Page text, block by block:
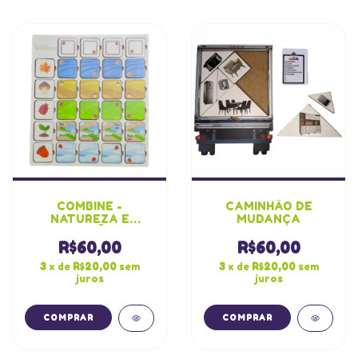
COMBINE -
NATUREZA E
R$60,00
3 x de R$20,00 sem
juros
CAMINHÃO DE
MUDANÇA
R$60,00
3 x de R$20,00 sem
juros